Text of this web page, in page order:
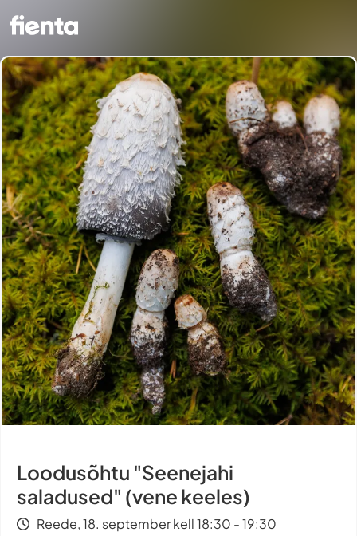
Loodusõhtu "Seenejahi
saladused" (vene keeles)
Reede, 18. september kell 18:30 - 19:30